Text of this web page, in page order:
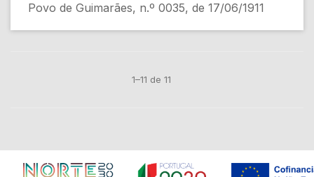
Povo de Guimarães, n.º 0035, de 17/06/1911
1–11 de 11